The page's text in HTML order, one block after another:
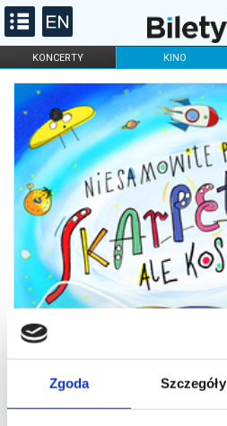
Zgoda Szczegóły
KONCERTY KINO
FILHARMONIA OPERA I BALET
DLA DZIECI
ONLINE